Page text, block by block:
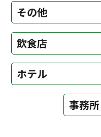
その他
飲食店
ホテル
事務所